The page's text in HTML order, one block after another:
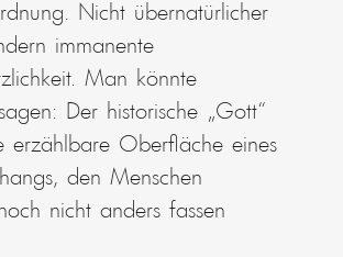
Nicht übernatürlicher
immanente
Man könnte
Der historische „Gott“
Oberfläche eines
den Menschen
nicht anders fassen